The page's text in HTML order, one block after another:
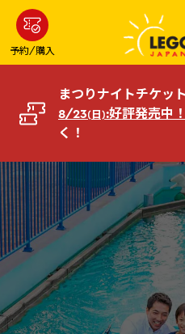
ン
コ
へ
予約/購入
まつりナイトチケッ
8/23(日):好評発売中！
く！